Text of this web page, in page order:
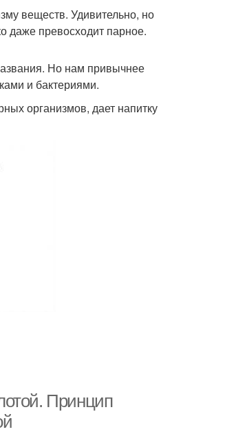
веществ. Удивительно, но
даже превосходит парное.
Но нам привычнее
и бактериями.
организмов, дает напитку
Принцип